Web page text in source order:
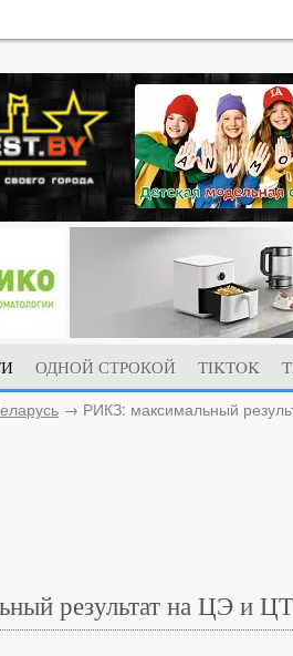
ОДНОЙ СТРОКОЙ TIKTOK
→ РИКЗ: максимальный
результат на ЦЭ и